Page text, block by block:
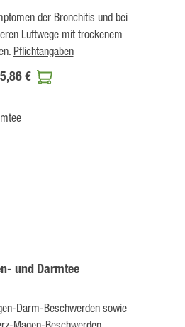
der Bronchitis und bei
Luftwege mit trockenem
Pflichtangaben
5,86 €
und Darmtee
Darm-Beschwerden sowie